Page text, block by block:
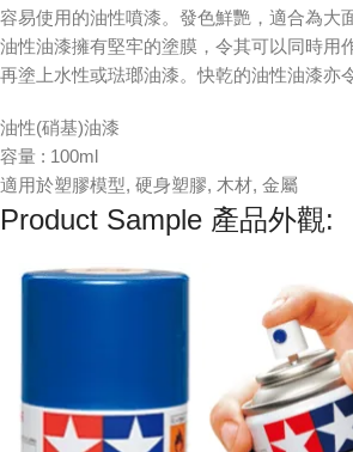
容易使用的油性噴漆。發色鮮艷，適合為大
油性油漆擁有堅牢的塗膜，令其可以同時用
再塗上水性或琺瑯油漆。快乾的油性油漆亦
油性(硝基)油漆
容量 : 100ml
適用於塑膠模型, 硬身塑膠, 木材, 金屬
Product Sample 產品外觀: